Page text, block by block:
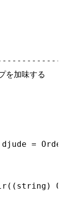
を加味する
djude =
( ( string )